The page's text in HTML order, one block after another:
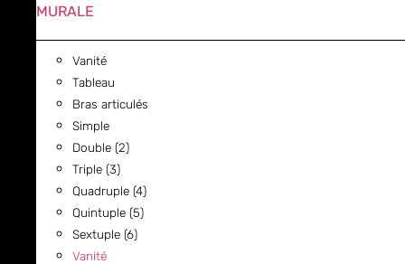
MURALE
Vanité
Tableau
Bras articulés
Simple
Double (2)
Triple (3)
Quadruple (4)
Quintuple (5)
Sextuple (6)
Vanité